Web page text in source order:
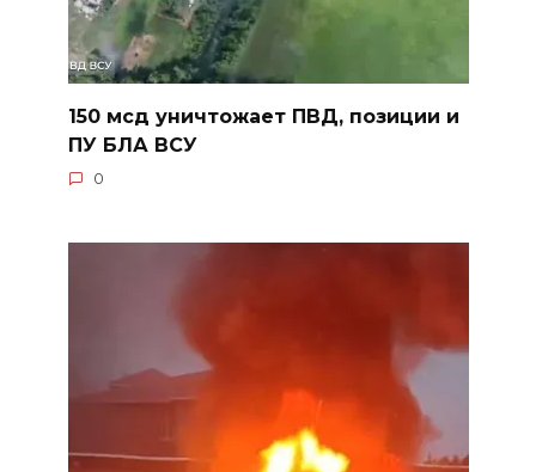
150 мсд уничтожает ПВД, позиции и
ПУ БЛА ВСУ
0